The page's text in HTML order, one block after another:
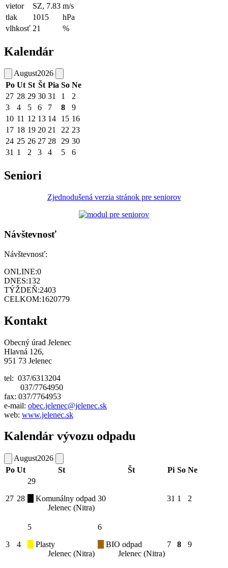
vietor
SZ, 7.83 m/s
tlak
1015
hPa
vlhkosť 21 %
Kalendár
August2026
Po Ut St Št Pia So Ne
27 28 29 30 31 1
2
3
4 5 6 7 8
9
10 11 12 13 14 15 16
17 18 19 20 21 22 23
24 25 26 27 28 29 30
31 1 2 3 4 5 6
Seniori
Zjednodušená verzia stránok pre seniorov
Návštevnosť
Návštevnosť:
ONLINE:0
DNES:132
TÝŽDEŇ:2403
CELKOM:1620779
Kontakt
Obecný úrad Jelenec
Hlavná 126,
951 73 Jelenec
tel: 037/6313204
037/7764950
fax: 037/7764953
e-mail: obec.jelenec@jelenec.sk
web: www.jelenec.sk
Kalendár vývozu odpadu
August2026
Po Ut St Št Pi So Ne
27 28
29
Komunálny odpad
Jelenec (Nitra)
30 31 1 2
3 4
5
Plasty
Jelenec (Nitra)
6
BIO odpad
Jelenec (Nitra)
7 8 9